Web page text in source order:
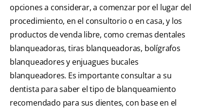
opciones a considerar, a comenzar por el lugar del
procedimiento, en el consultorio o en casa, y los
productos de venda libre, como cremas dentales
blanqueadoras, tiras blanqueadoras, bolígrafos
blanqueadores y enjuagues bucales
blanqueadores. Es importante consultar a su
dentista para saber el tipo de blanqueamiento
recomendado para sus dientes, con base en el